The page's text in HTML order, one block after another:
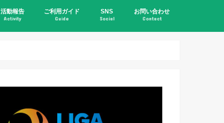
活動報告
Activity
ご利用ガイド
Guide
SNS
Social
お問い合わせ
Contact